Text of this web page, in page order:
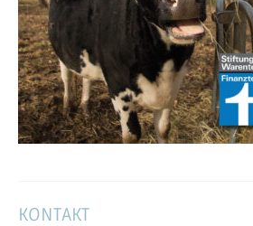
KONTAKT